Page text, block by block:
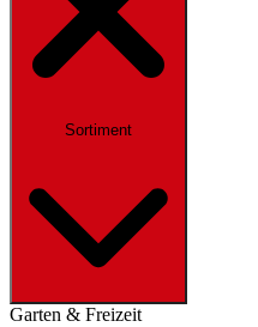
Sortiment
Garten & Freizeit